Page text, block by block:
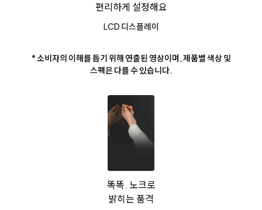
편리하게 설정해요
LCD 디스플레이
* 소비자의 이해를 돕기 위해 연출된 영상이며, 제품별 색상 및
스펙은 다를 수 있습니다.
똑똑. 노크로
밝히는 품격